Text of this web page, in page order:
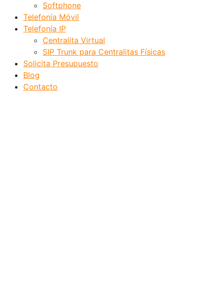
Softphone
Telefonía Móvil
Telefonía IP
Centralita Virtual
SIP Trunk para Centralitas Físicas
Solicita Presupuesto
Blog
Contacto